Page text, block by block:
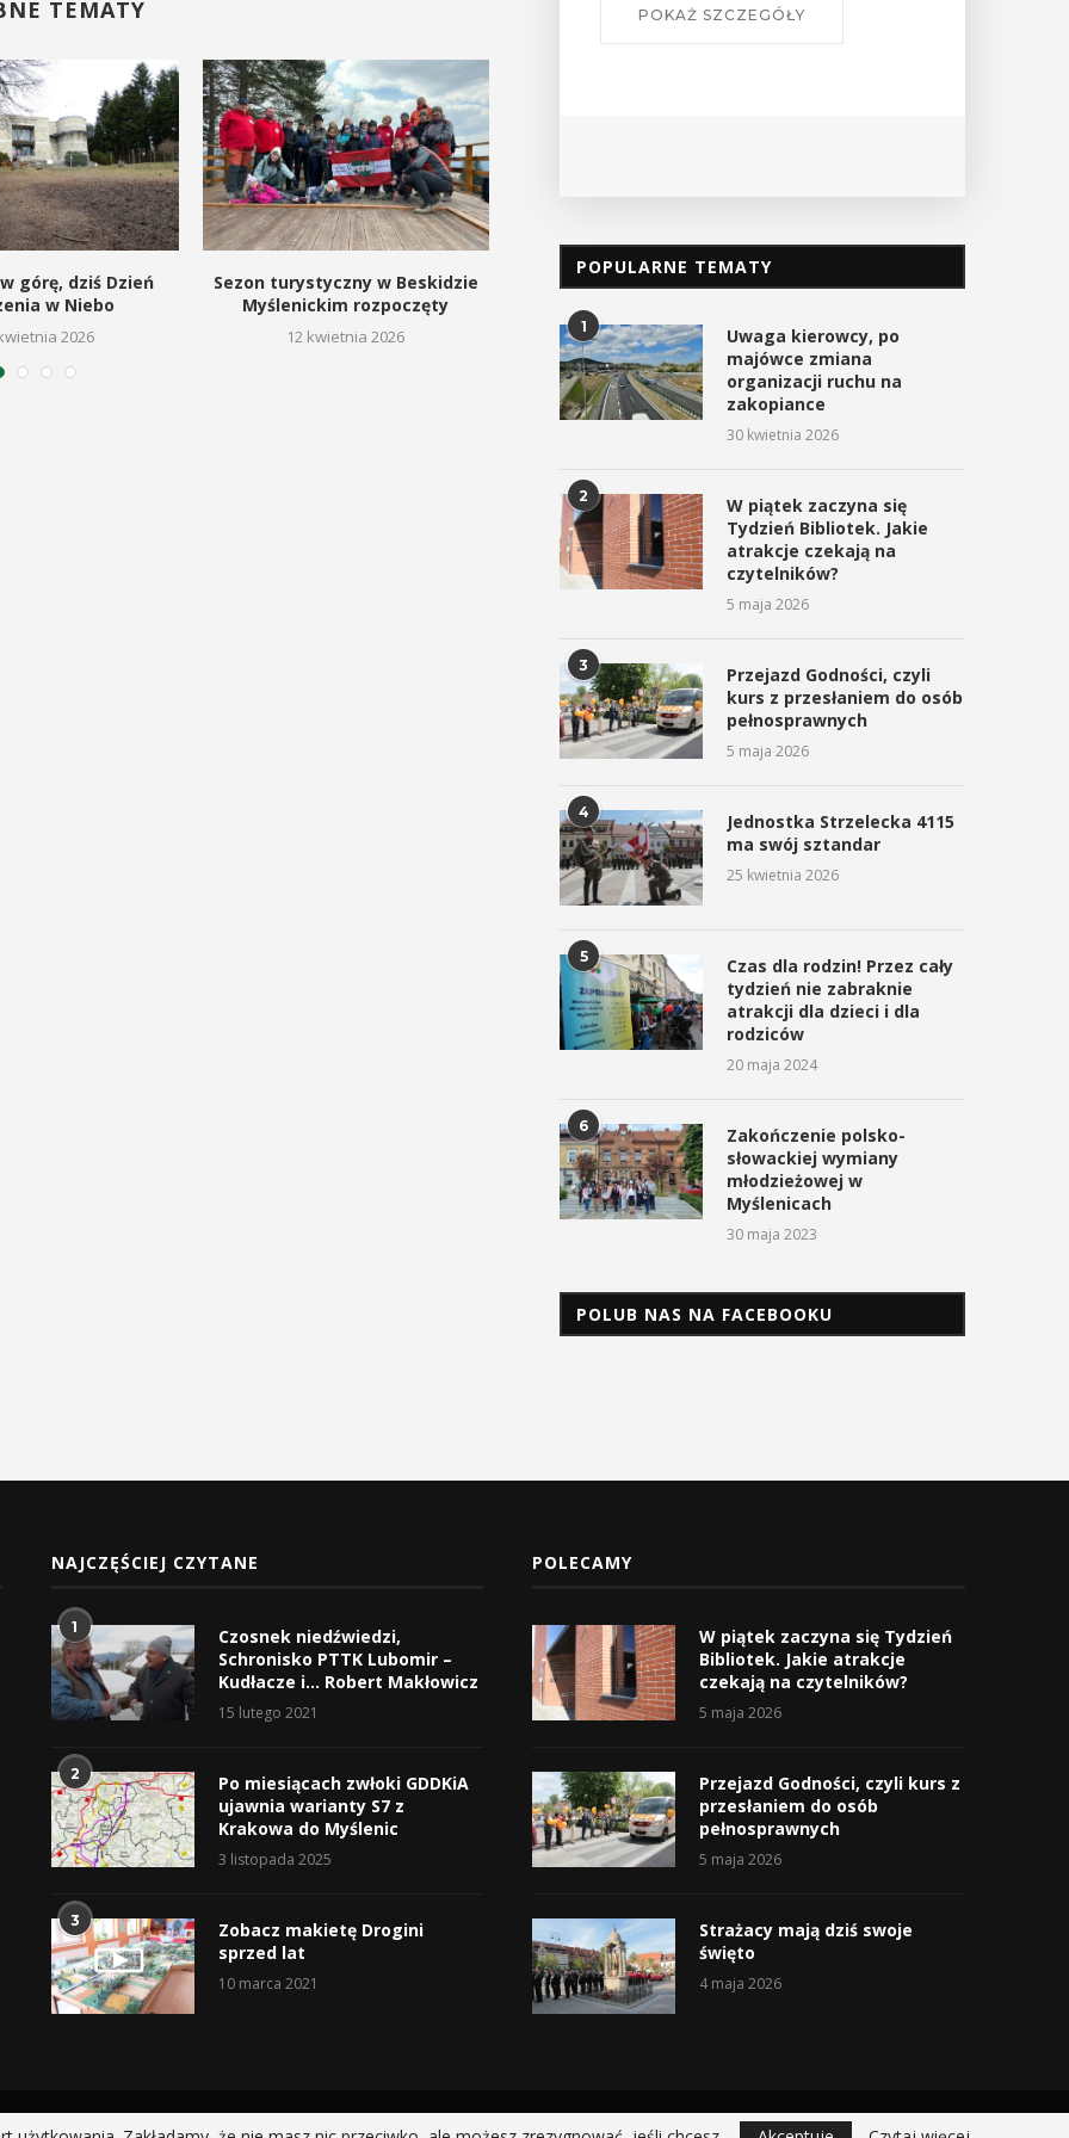
TEMATY
górę, dziś Dzień
w Niebo
2026
Sezon turystyczny w Beskidzie
Myślenickim rozpoczęty
12 kwietnia 2026
Czas zacząć sezon górskich
10 kwietnia 2026
W Tokarni uczczono
POKAŻ SZCZEGÓŁY
POPULARNE TEMATY
1
Uwaga kierowcy, po
majówce zmiana
organizacji ruchu na
zakopiance
30 kwietnia 2026
2
W piątek zaczyna się
Tydzień Bibliotek. Jakie
atrakcje czekają na
czytelników?
5 maja 2026
3
Przejazd Godności, czyli
kurs z przesłaniem do osób
pełnosprawnych
5 maja 2026
4
Jednostka Strzelecka 4115
ma swój sztandar
25 kwietnia 2026
5
Czas dla rodzin! Przez cały
tydzień nie zabraknie
atrakcji dla dzieci i dla
rodziców
20 maja 2024
6
Zakończenie polsko-
słowackiej wymiany
młodzieżowej w
Myślenicach
30 maja 2023
POLUB NAS NA FACEBOOKU
NAJCZĘŚCIEJ CZYTANE
1
Czosnek niedźwiedzi,
Schronisko PTTK Lubomir –
Kudłacze i… Robert Makłowicz
15 lutego 2021
2
Po miesiącach zwłoki GDDKiA
ujawnia warianty S7 z
Krakowa do Myślenic
3 listopada 2025
3
Zobacz makietę Drogini
sprzed lat
10 marca 2021
POLECAMY
W piątek zaczyna się Tydzień
Bibliotek. Jakie atrakcje
czekają na czytelników?
5 maja 2026
Przejazd Godności, czyli kurs z
przesłaniem do osób
pełnosprawnych
5 maja 2026
Strażacy mają dziś swoje
święto
4 maja 2026
@2019 - All Right Reserved.